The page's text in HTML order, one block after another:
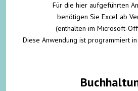
Für die hier aufgeführten
benötigen Sie Excel ab
(enthalten im Microsoft-
Diese Anwendung ist programmiert